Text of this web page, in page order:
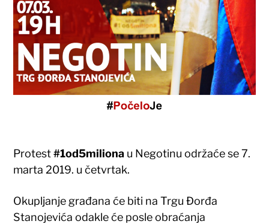
Protest#1od5miliona u Negotinu održaće se 7.
marta 2019. u četvrtak.
Okupljanje građana će biti na Trgu Đorđa
Stanojevića odakle će posle obraćanja